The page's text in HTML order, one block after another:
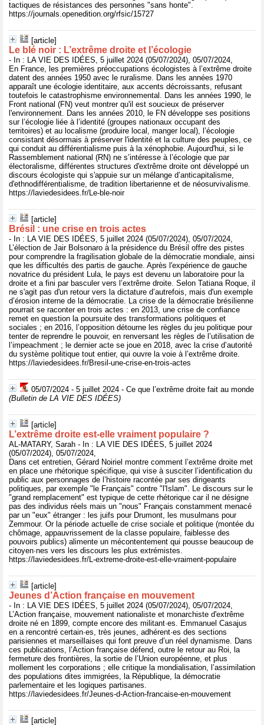
tactiques de résistances des personnes "sans honte".
https://journals.openedition.org/rfsic/15727
[article]
Le blé noir : L’extrême droite et l’écologie
- In : LA VIE DES IDÉES, 5 juillet 2024 (05/07/2024), 05/07/2024,
En France, les premières préoccupations écologistes à l’extrême droite
datent des années 1950 avec le ruralisme. Dans les années 1970
apparaît une écologie identitaire, aux accents décroissants, refusant
toutefois le catastrophisme environnemental. Dans les années 1990, le
Front national (FN) veut montrer qu'il est soucieux de préserver
l'environnement. Dans les années 2010, le FN développe ses positions
sur l’écologie liée à l’identité (groupes nationaux occupant des
territoires) et au localisme (produire local, manger local), l’écologie
consistant désormais à préserver l'identité et la culture des peuples, ce
qui conduit au différentialisme puis à la xénophobie. Aujourd'hui, si le
Rassemblement national (RN) ne s’intéresse à l’écologie que par
électoralisme, différentes structures d'extrême droite ont développé un
discours écologiste qui s'appuie sur un mélange d’anticapitalisme,
d'ethnodifférentialisme, de tradition libertarienne et de néosurvivalisme.
https://laviedesidees.fr/Le-ble-noir
[article]
Brésil : une crise en trois actes
- In : LA VIE DES IDÉES, 5 juillet 2024 (05/07/2024), 05/07/2024,
L’élection de Jair Bolsonaro à la présidence du Brésil offre des pistes
pour comprendre la fragilisation globale de la démocratie mondiale, ainsi
que les difficultés des partis de gauche. Après l'expérience de gauche
novatrice du président Lula, le pays est devenu un laboratoire pour la
droite et a fini par basculer vers l’extrême droite. Selon Tatiana Roque, il
ne s'agit pas d'un retour vers la dictature d’autrefois, mais d'un exemple
d’érosion interne de la démocratie. La crise de la démocratie brésilienne
pourrait se raconter en trois actes : en 2013, une crise de confiance
remet en question la poursuite des transformations politiques et
sociales ; en 2016, l’opposition détourne les règles du jeu politique pour
tenter de reprendre le pouvoir, en renversant les règles de l’utilisation de
l’impeachment ; le dernier acte se joue en 2018, avec la crise d’autorité
du système politique tout entier, qui ouvre la voie à l’extrême droite.
https://laviedesidees.fr/Bresil-une-crise-en-trois-actes
05/07/2024 - 5 juillet 2024 - Ce que l’extrême droite fait au monde
(Bulletin de LA VIE DES IDÉES)
[article]
L’extrême droite est-elle vraiment populaire ?
AL-MATARY, Sarah - In : LA VIE DES IDÉES, 5 juillet 2024
(05/07/2024), 05/07/2024,
Dans cet entretien, Gérard Noiriel montre comment l’extrême droite met
en place une rhétorique spécifique, qui vise à susciter l’identification du
public aux personnages de l’histoire racontée par ses dirigeants
politiques, par exemple "le Français" contre "l'Islam". Le discours sur le
"grand remplacement" est typique de cette rhétorique car il ne désigne
pas des individus réels mais un "nous" Français constamment menacé
par un "eux" étranger : les juifs pour Drumont, les musulmans pour
Zemmour. Or la période actuelle de crise sociale et politique (montée du
chômage, appauvrissement de la classe populaire, faiblesse des
pouvoirs publics) alimente un mécontentement qui pousse beaucoup de
citoyen·nes vers les discours les plus extrémistes.
https://laviedesidees.fr/L-extreme-droite-est-elle-vraiment-populaire
[article]
Jeunes d’Action française en mouvement
- In : LA VIE DES IDÉES, 5 juillet 2024 (05/07/2024), 05/07/2024,
L’Action française, mouvement nationaliste et monarchiste d'extrême
droite né en 1899, compte encore des militant·es. Emmanuel Casajus
en a rencontré certain·es, très jeunes, adhérent·es des sections
parisiennes et marseillaises qui font preuve d’un réel dynamisme. Dans
ces publications, l’Action française défend, outre le retour au Roi, la
fermeture des frontières, la sortie de l’Union européenne, et plus
mollement les corporations ; elle critique la mondialisation, l’assimilation
des populations dites immigrées, la République, la démocratie
parlementaire et les logiques partisanes.
https://laviedesidees.fr/Jeunes-d-Action-francaise-en-mouvement
[article]